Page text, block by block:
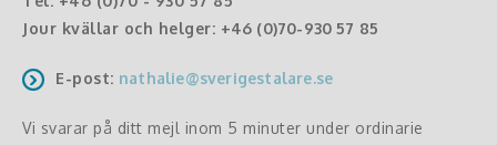
Jour kvällar och helger: +46 (0)70-930 57 85
E-post: nathalie@sverigestalare.se
Vi svarar på ditt mejl inom 5 minuter under ordinarie